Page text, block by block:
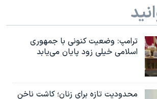
ترامپ: وضعیت کنونی با جمهوری
اسلامی خیلی زود پایان می‌یابد
محدودیت تازه برای زنان؛ کاشت ناخن